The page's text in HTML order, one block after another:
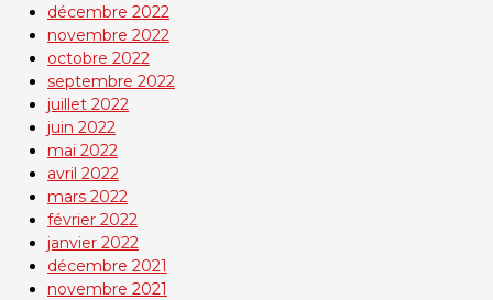
décembre 2022
novembre 2022
octobre 2022
septembre 2022
juillet 2022
juin 2022
mai 2022
avril 2022
mars 2022
février 2022
janvier 2022
décembre 2021
novembre 2021